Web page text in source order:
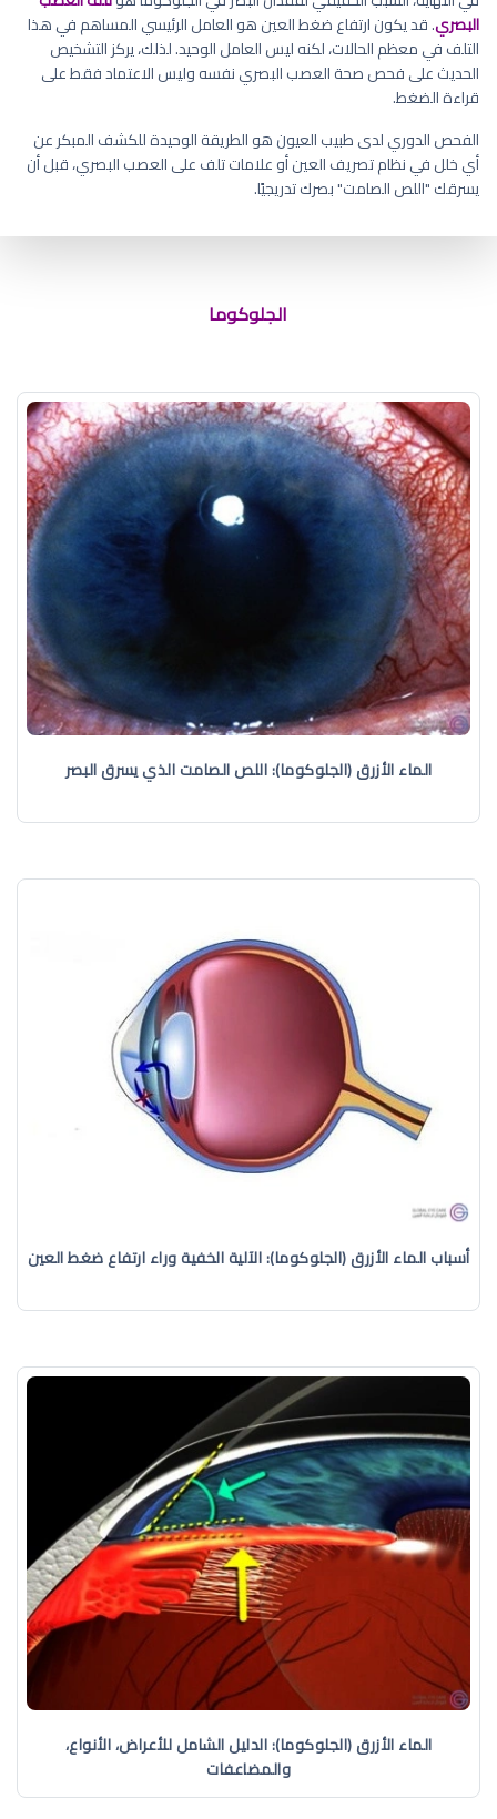
البصري. قد يكون ارتفاع ضغط العين هو العامل الرئيسي المساهم في هذا
التلف في معظم الحالات، لكنه ليس العامل الوحيد. لذلك، يركز التشخيص
الحديث على فحص صحة العصب البصري نفسه وليس الاعتماد فقط على
قراءة الضغط.
الفحص الدوري لدى طبيب العيون هو الطريقة الوحيدة للكشف المبكر عن
أي خلل في نظام تصريف العين أو علامات تلف على العصب البصري، قبل أن
يسرقك "اللص الصامت" بصرك تدريجيًا.
الجلوكوما
الماء الأزرق (الجلوكوما): اللص الصامت الذي يسرق البصر
أسباب الماء الأزرق (الجلوكوما): الآلية الخفية وراء ارتفاع ضغط العين
الماء الأزرق (الجلوكوما): الدليل الشامل للأعراض، الأنواع،
والمضاعفات